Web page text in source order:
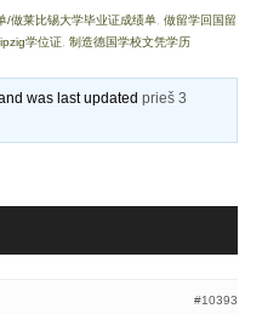
/做莱比锡大学毕业证成绩单 做留学回国留
学位证 制造德国学校文凭学历
was last updatedprieš 3
#10393